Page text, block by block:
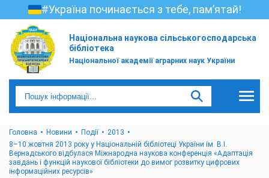
#Україна починається з тебе, пам’ятай!
Національна наукова сільськогосподарська
бібліотека
Національної академії аграрних наук України
Головна Новини Події
2013
8–10 жовтня 2013 року у Національній бібліотеці України ім. В.І.
Вернадського відбулася Міжнародна наукова конференція «Адаптація
завдань і функцій наукової бібліотеки до вимог розвитку цифрових
інформаційних ресурсів»